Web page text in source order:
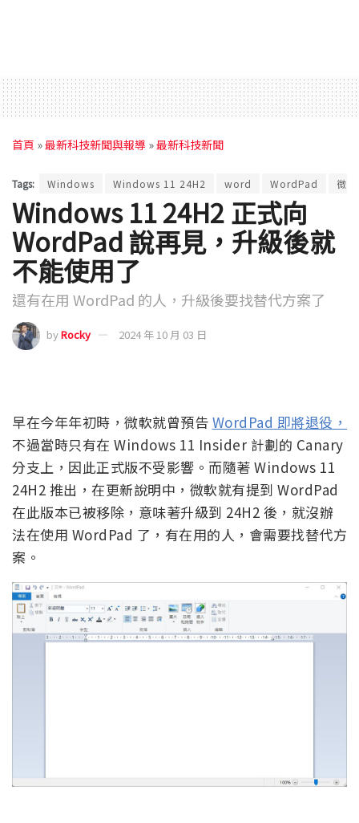
首頁 »最新科技新聞與報導 »最新科技新聞
Tags: Windows Windows 11 24H2 word WordPad 微軟
Windows 11 24H2 正式向
WordPad 說再見，升級後就
不能使用了
還有在用 WordPad 的人，升級後要找替代方案了
byRocky 2024 年 10 月 03 日
早在今年年初時，微軟就曾預告 WordPad 即將退役，
不過當時只有在 Windows 11 Insider 計劃的 Canary
分支上，因此正式版不受影響。而隨著 Windows 11
24H2 推出，在更新說明中，微軟就有提到 WordPad
在此版本已被移除，意味著升級到 24H2 後，就沒辦
法在使用 WordPad 了，有在用的人，會需要找替代方
案。